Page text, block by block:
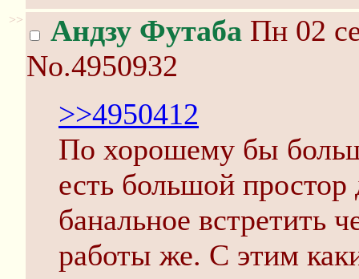
>> Андзу Футаба Пн 02
No.4950932
>>4950412
По хорошему бы
есть большой
банальное встретить
работы же. С этим